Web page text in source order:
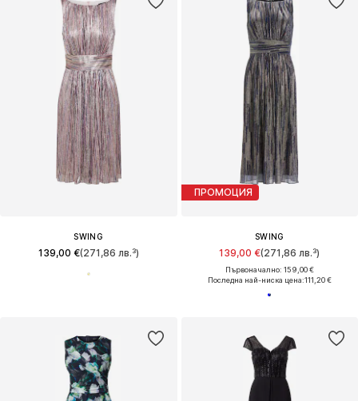
SWING
139,00 €(271,86 лв.³)
ПРОМОЦИЯ
SWING
139,00 €(271,86 лв.³)
Първоначално: 159,00 €
Последна най-ниска цена:111,20 €